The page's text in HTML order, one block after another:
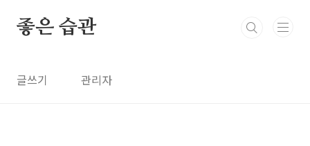
좋은 습관
글쓰기 관리자